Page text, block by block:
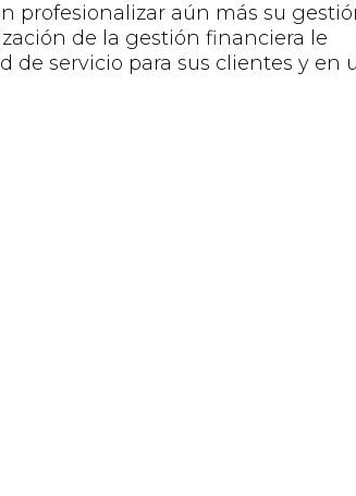
profesionalizar aún más su
de la gestión financiera le
de servicio para sus clientes y en